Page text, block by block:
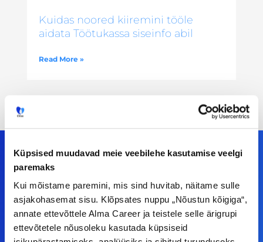
Küpsised muudavad meie veebilehe kasutamise veelgi
paremaks
Kui mõistame paremini, mis sind huvitab, näitame sulle
asjakohasemat sisu. Klõpsates nuppu „Nõustun kõigiga“,
annate ettevõttele Alma Career ja teistele selle ärigrupi
ettevõtetele nõusoleku kasutada küpsiseid
Kuidas noored kiiremini tööle
aidata Töötukassa siseinfo abil
Read More »
Meiega leiad!
Tööelublogi.ee lehelt leiad kõik vajaliku, et olla
kursis tööturu uudistega. Kui sul on